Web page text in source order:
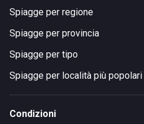
Spiagge per regione
Spiagge per provincia
Spiagge per tipo
Spiagge per località più popolari
Condizioni